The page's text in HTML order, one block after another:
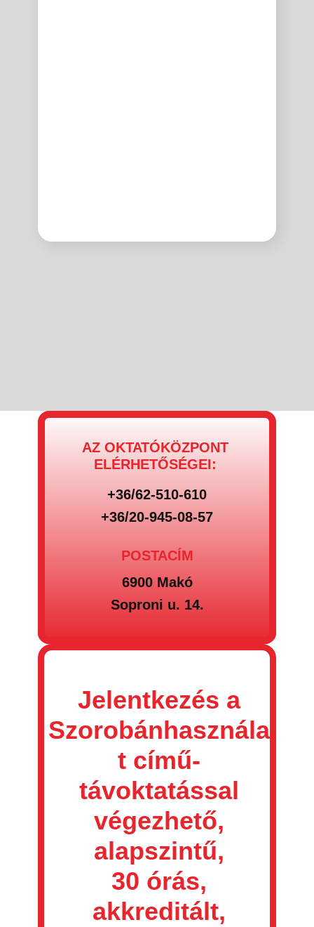
AZ OKTATÓKÖZPONT
ELÉRHETŐSÉGEI:
+36/62-510-610
+36/20-945-08-57
POSTACÍM
6900 Makó
Soproni u. 14.
Jelentkezés a
Szorobánhasznála
t című-
távoktatással
végezhető,
alapszintű,
30 órás,
akkreditált,